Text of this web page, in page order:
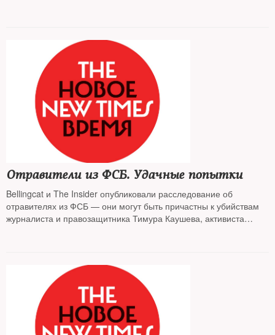
Отравители из ФСБ. Удачные попытки
Bellingcat и The Insider опубликовали расследование об
отравителях из ФСБ — они могут быть причастны к убийствам
журналиста и правозащитника Тимура Каушева, активиста